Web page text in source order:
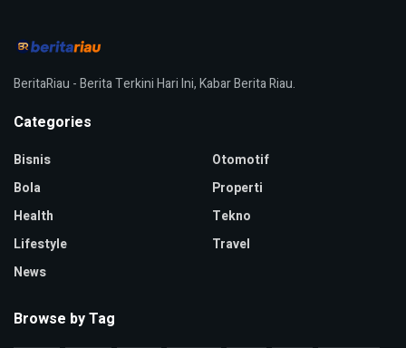
BeritaRiau - Berita Terkini Hari Ini, Kabar Berita Riau.
Categories
Bisnis
Bola
Health
Lifestyle
News
Otomotif
Properti
Tekno
Travel
Browse by Tag